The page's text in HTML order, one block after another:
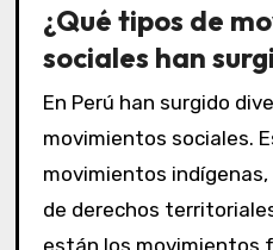
¿Qué tipos de
sociales han
En Perú han surgido
movimientos sociales.
movimientos
de derechos
están los movimientos